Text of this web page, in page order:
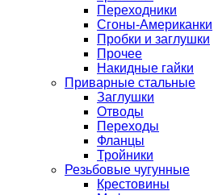
Переходники
Сгоны-Американки
Пробки и заглушки
Прочее
Накидные гайки
Приварные стальные
Заглушки
Отводы
Переходы
Фланцы
Тройники
Резьбовые чугунные
Крестовины